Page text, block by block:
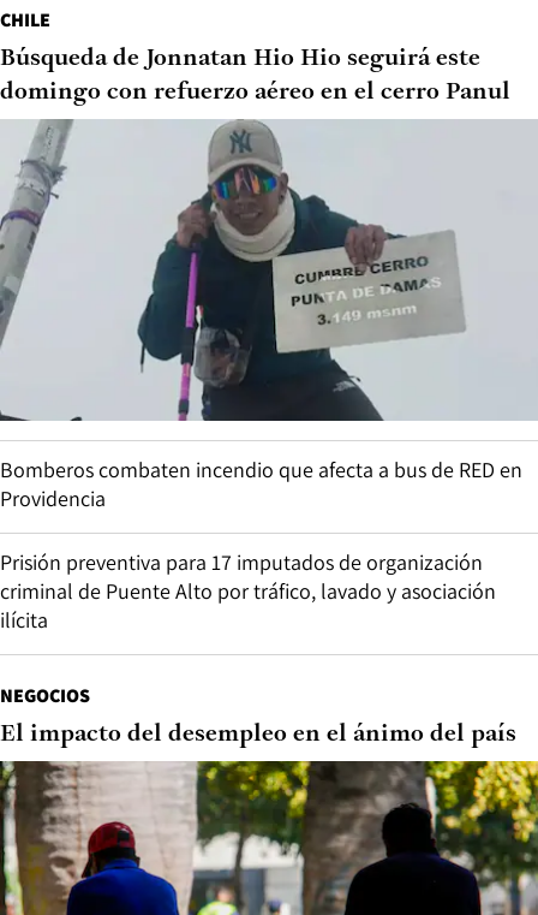
CHILE
Búsqueda de Jonnatan Hio Hio seguirá este
domingo con refuerzo aéreo en el cerro Panul
Bomberos combaten incendio que afecta a bus de RED en
Providencia
Prisión preventiva para 17 imputados de organización
criminal de Puente Alto por tráfico, lavado y asociación
ilícita
NEGOCIOS
El impacto del desempleo en el ánimo del país